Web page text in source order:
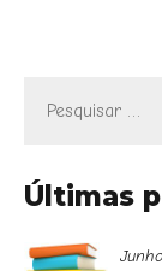
por:
Últimas